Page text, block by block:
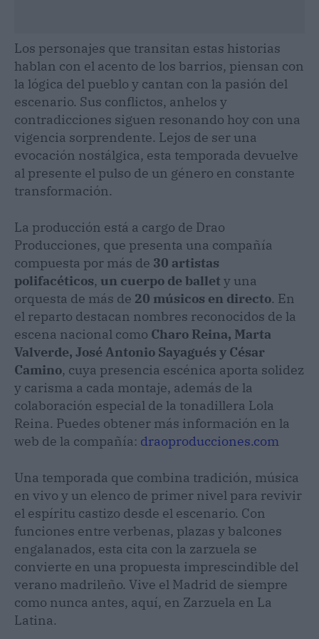
Los personajes que transitan estas historias
hablan con el acento de los barrios, piensan con
la lógica del pueblo y cantan con la pasión del
escenario. Sus conflictos, anhelos y
contradicciones siguen resonando hoy con una
vigencia sorprendente. Lejos de ser una
evocación nostálgica, esta temporada devuelve
al presente el pulso de un género en constante
transformación.
La producción está a cargo de Drao
Producciones, que presenta una compañía
compuesta por más de 30 artistas
polifacéticos, un cuerpo de ballet y una
orquesta de más de 20 músicos en directo. En
el reparto destacan nombres reconocidos de la
escena nacional como Charo Reina, Marta
Valverde, José Antonio Sayagués y César
Camino, cuya presencia escénica aporta solidez
y carisma a cada montaje, además de la
colaboración especial de la tonadillera Lola
Reina. Puedes obtener más información en la
web de la compañía: draoproducciones.com
Una temporada que combina tradición, música
en vivo y un elenco de primer nivel para revivir
el espíritu castizo desde el escenario. Con
funciones entre verbenas, plazas y balcones
engalanados, esta cita con la zarzuela se
convierte en una propuesta imprescindible del
verano madrileño. Vive el Madrid de siempre
como nunca antes, aquí, en Zarzuela en La
Latina.